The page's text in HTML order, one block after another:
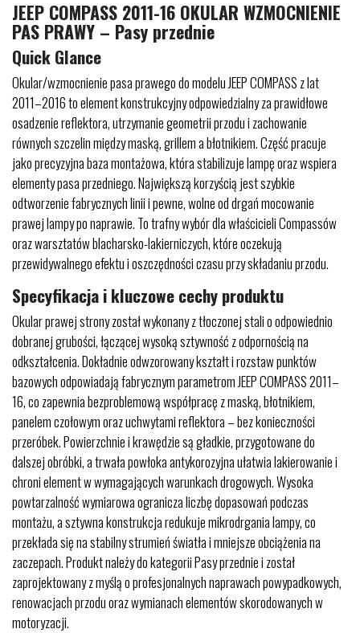
JEEP COMPASS 2011-16 OKULAR WZMOCNIENIE
PAS PRAWY – Pasy przednie
Quick Glance
Okular/wzmocnienie pasa prawego do modelu JEEP COMPASS z lat
2011–2016 to element konstrukcyjny odpowiedzialny za prawidłowe
osadzenie reflektora, utrzymanie geometrii przodu i zachowanie
równych szczelin między maską, grillem a błotnikiem. Część pracuje
jako precyzyjna baza montażowa, która stabilizuje lampę oraz wspiera
elementy pasa przedniego. Największą korzyścią jest szybkie
odtworzenie fabrycznych linii i pewne, wolne od drgań mocowanie
prawej lampy po naprawie. To trafny wybór dla właścicieli Compassów
oraz warsztatów blacharsko-lakierniczych, które oczekują
przewidywalnego efektu i oszczędności czasu przy składaniu przodu.
Specyfikacja i kluczowe cechy produktu
Okular prawej strony został wykonany z tłoczonej stali o odpowiednio
dobranej grubości, łączącej wysoką sztywność z odpornością na
odkształcenia. Dokładnie odwzorowany kształt i rozstaw punktów
bazowych odpowiadają fabrycznym parametrom JEEP COMPASS 2011–
16, co zapewnia bezproblemową współpracę z maską, błotnikiem,
panelem czołowym oraz uchwytami reflektora – bez konieczności
przeróbek. Powierzchnie i krawędzie są gładkie, przygotowane do
dalszej obróbki, a trwała powłoka antykorozyjna ułatwia lakierowanie i
chroni element w wymagających warunkach drogowych. Wysoka
powtarzalność wymiarowa ogranicza liczbę dopasowań podczas
montażu, a sztywna konstrukcja redukuje mikrodrgania lampy, co
przekłada się na stabilny strumień światła i mniejsze obciążenia na
zaczepach. Produkt należy do kategorii Pasy przednie i został
zaprojektowany z myślą o profesjonalnych naprawach powypadkowych,
renowacjach przodu oraz wymianach elementów skorodowanych w
motoryzacji.